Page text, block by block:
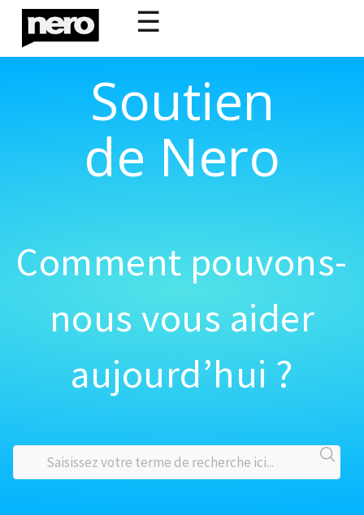
☰
Soutien
de Nero
Comment pouvons-
nous vous aider
aujourd’hui ?